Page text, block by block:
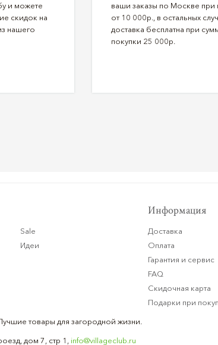
и можете
скидок на
нашего
ваши заказы по Москве при
от 10 000р., в остальных
доставка бесплатна при
покупки 25 000р.
Sale
Идеи
Информация
Доставка
Оплата
Гарантия и сервис
FAQ
Скидочная карта
Подарки при
товары для загородной жизни.
дом 7, стр 1, info@villageclub.ru